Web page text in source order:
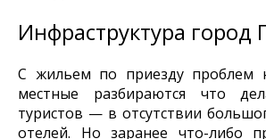
Инфраструктура город
С жильем по приезду проблем
местные разбираются что
туристов — в отсутствии
отелей. Но заранее что-либо